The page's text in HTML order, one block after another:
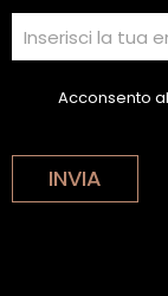
Acconsento
INVIA